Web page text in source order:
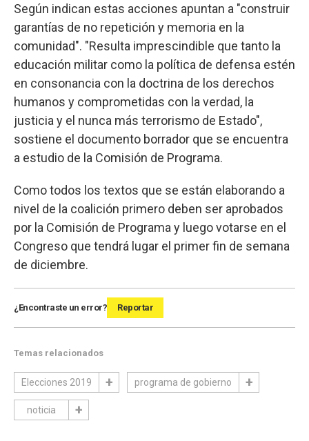
Según indican estas acciones apuntan a "construir
garantías de no repetición y memoria en la
comunidad". "Resulta imprescindible que tanto la
educación militar como la política de defensa estén
en consonancia con la doctrina de los derechos
humanos y comprometidas con la verdad, la
justicia y el nunca más terrorismo de Estado",
sostiene el documento borrador que se encuentra
a estudio de la Comisión de Programa.
Como todos los textos que se están elaborando a
nivel de la coalición primero deben ser aprobados
por la Comisión de Programa y luego votarse en el
Congreso que tendrá lugar el primer fin de semana
de diciembre.
¿Encontraste un error? Reportar
Temas relacionados
Elecciones 2019 programa de gobierno
noticia